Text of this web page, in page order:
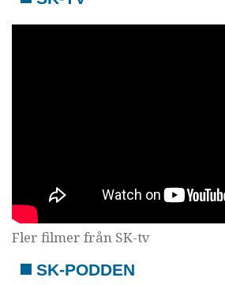
Fler filmer från SK-tv
SK-PODDEN